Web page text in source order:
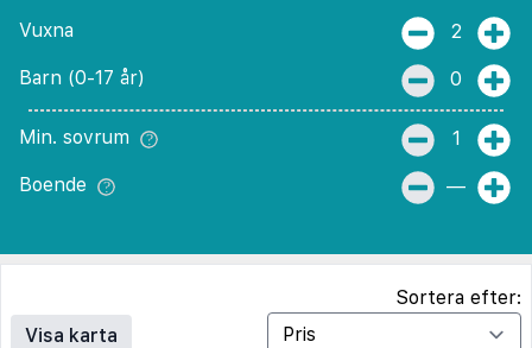
Vuxna 2
Barn (0-17 år) 0
Min. sovrum 1
Boende —
Visa karta
Sortera efter: